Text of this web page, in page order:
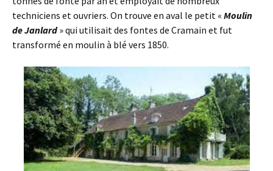
techniciens et ouvriers. On trouve en aval le petit « Moulin
de Janlard» qui utilisait des fontes de Cramain et fut
transformé en moulin à blé vers 1850.